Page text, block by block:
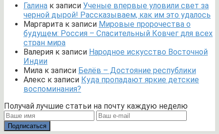
Галина к записи Ученые впервые уловили свет за
черной дырой! Рассказываем, как им это удалось
Маргарита к записи Мировые пророчества о
будущем: Россия – Спасительный Ковчег для всех
стран мира
Валерия к записи Народное искусство Восточной
Индии
Мила к записи Белёв – Достояние республики
Алекс к записи Куда пропадают яркие детские
воспоминания?
Получай лучшие статьи на почту каждую неделю
Подписаться